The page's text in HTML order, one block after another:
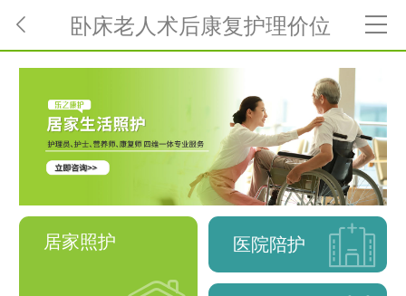
卧床老人术后康复护理价位
居家照护 医院陪护